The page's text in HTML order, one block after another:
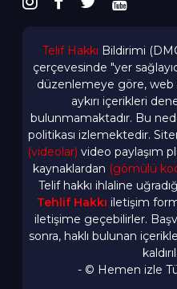
Telif Hakkı Bildirimi
çerçevesinde "yer
düzenlemeye göre,
aykırı içerikleri
bulunmamaktadır. Bu
politikası izlemektedir.
(videolar) video paylaşım
kaynaklardan (gömülü
Telif hakkı ihlaline
Tehlif Hakkı iletişim
iletişime geçebilirler.
sonra, haklı bulunan
- © Hemen izle